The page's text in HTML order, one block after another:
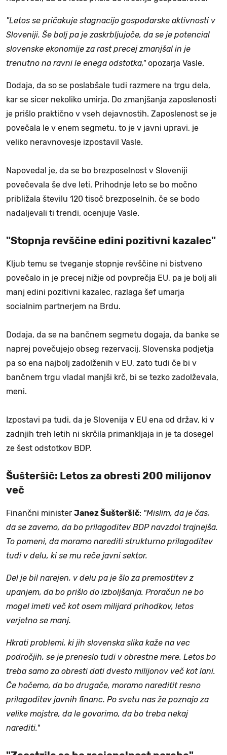
"Letos se pričakuje stagnacijo gospodarske aktivnosti v
Sloveniji. Še bolj pa je zaskrbljujoče, da se je potencial
slovenske ekonomije za rast precej zmanjšal in je
trenutno na ravni le enega odstotka,"opozarja Vasle.
Dodaja, da so se poslabšale tudi razmere na trgu dela,
kar se sicer nekoliko umirja. Do zmanjšanja zaposlenosti
je prišlo praktično v vseh dejavnostih. Zaposlenost se je
povečala le v enem segmetu, to je v javni upravi, je
veliko neravnovesje izpostavil Vasle.
Napovedal je, da se bo brezposelnost v Sloveniji
povečevala še dve leti. Prihodnje leto se bo močno
približala številu 120 tisoč brezposelnih, če se bodo
nadaljevali ti trendi, ocenjuje Vasle.
"Stopnja revščine edini pozitivni kazalec"
Kljub temu se tveganje stopnje revščine ni bistveno
povečalo in je precej nižje od povprečja EU, pa je bolj ali
manj edini pozitivni kazalec, razlaga šef umarja
socialnim partnerjem na Brdu.
Dodaja, da se na bančnem segmetu dogaja, da banke se
naprej povečujejo obseg rezervacij. Slovenska podjetja
pa so ena najbolj zadolženih v EU, zato tudi če bi v
bančnem trgu vladal manjši krč, bi se tezko zadolževala,
meni.
Izpostavi pa tudi, da je Slovenija v EU ena od držav, ki v
zadnjih treh letih ni skrčila primankljaja in je ta dosegel
ze šest odstotkov BDP.
Šušteršič: Letos za obresti 200 milijonov
več
Finančni minister Janez Šušteršič: "Mislim, da je čas,
da se zavemo, da bo prilagoditev BDP navzdol trajnejša.
To pomeni, da moramo narediti strukturno prilagoditev
tudi v delu, ki se mu reče javni sektor.
Del je bil narejen, v delu pa je šlo za premostitev z
upanjem, da bo prišlo do izboljšanja. Proračun ne bo
mogel imeti več kot osem milijard prihodkov, letos
verjetno se manj.
Hkrati problemi, ki jih slovenska slika kaže na vec
področjih, se je preneslo tudi v obrestne mere. Letos bo
treba samo za obresti dati dvesto milijonov več kot lani.
Če hočemo, da bo drugače, moramo nareditit resno
prilagoditev javnih financ. Po svetu nas že poznajo za
velike mojstre, da le govorimo, da bo treba nekaj
narediti."